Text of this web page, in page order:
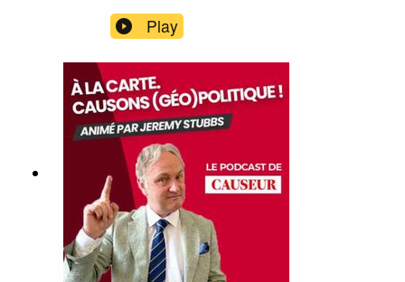
Play